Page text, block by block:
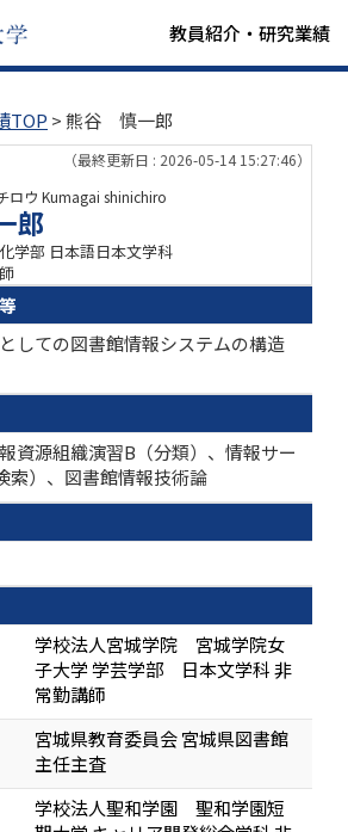
教員紹介・研究業績
TOP > 熊谷 慎一郎
（最終更新日 : 2026-05-14 15:27:46）
ロウ Kumagai shinichiro
郎
学部 日本語日本文学科
しての図書館情報システムの構造
資源組織演習B（分類）、情報サー
索）、図書館情報技術論
学校法人宮城学院 宮城学院女
子大学 学芸学部 日本文学科 非
常勤講師
宮城県教育委員会 宮城県図書館
主任主査
学校法人聖和学園 聖和学園短